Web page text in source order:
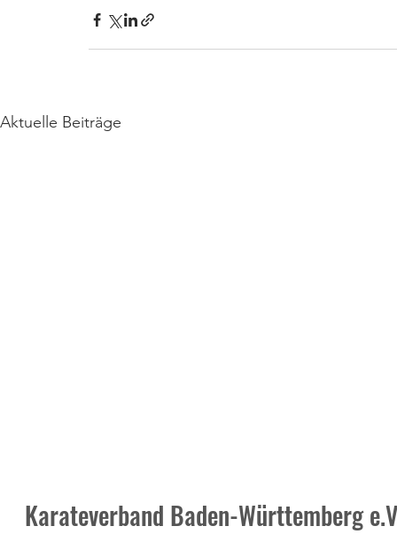
Aktuelle Beiträge
Karateverband Baden-Württemberg